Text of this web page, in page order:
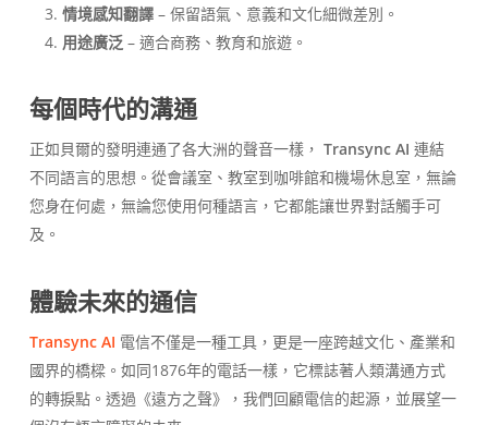
情境感知翻譯– 保留語氣、意義和文化細微差別。
用途廣泛– 適合商務、教育和旅遊。
每個時代的溝通
正如貝爾的發明連通了各大洲的聲音一樣， Transync AI 連結
不同語言的思想。從會議室、教室到咖啡館和機場休息室，無論
您身在何處，無論您使用何種語言，它都能讓世界對話觸手可
及。
體驗未來的通信
Transync AI 電信不僅是一種工具，更是一座跨越文化、產業和
國界的橋樑。如同1876年的電話一樣，它標誌著人類溝通方式
的轉捩點。透過《遠方之聲》，我們回顧電信的起源，並展望一